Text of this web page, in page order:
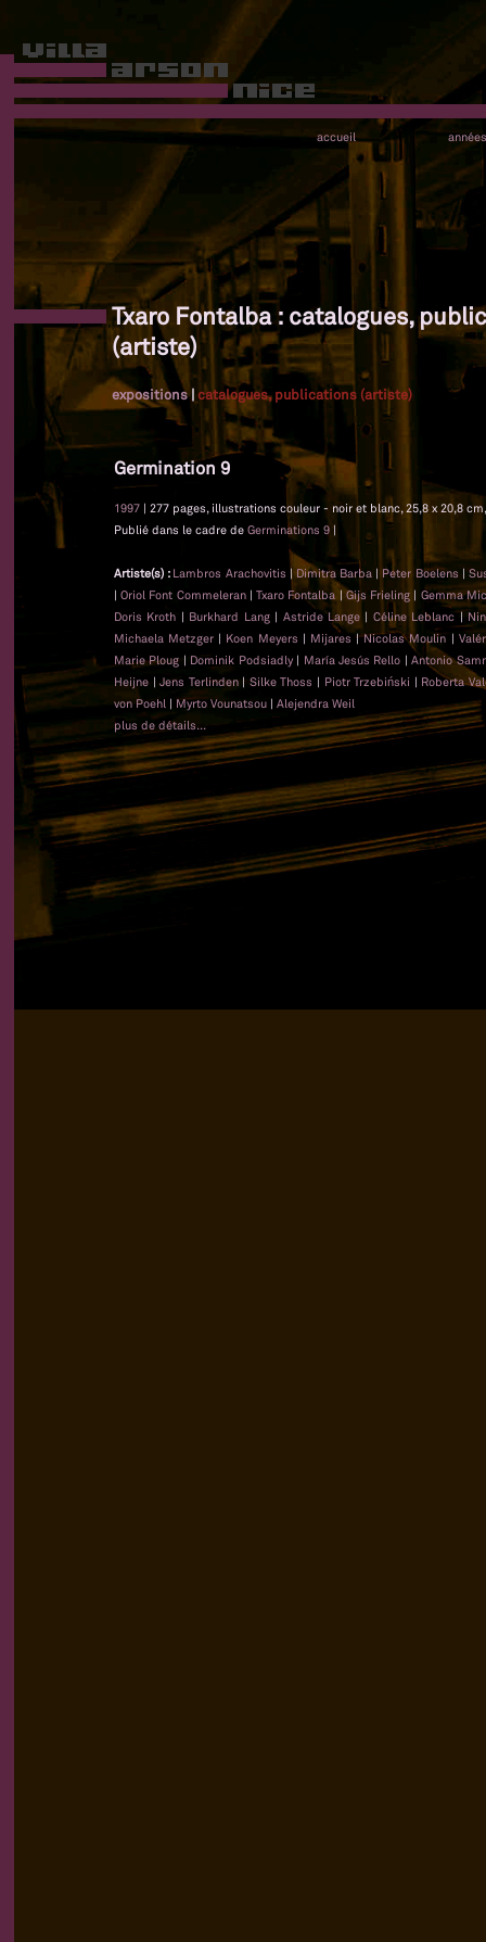
accueil années
Txaro Fontalba : catalogues,
(artiste)
expositions|catalogues, publications (artiste)
Germination 9
1997 | 277 pages, illustrations couleur - noir et blanc, 25,8 x 20,8
Publié dans le cadre de Germinations 9 |
Artiste(s) : Lambros Arachovitis | Dimitra Barba | Peter Boelens |
|Oriol Font Commeleran|Txaro Fontalba | Gijs Frieling | Gemma
Doris Kroth | Burkhard Lang| Astride Lange| Céline Leblanc|
Michaela Metzger | Koen Meyers | Mijares |Nicolas Moulin |
Marie Ploug | Dominik Podsiadly| María Jesús Rello |Antonio
Heijne |Jens Terlinden| Silke Thoss | Piotr Trzebiński | Roberta
von Poehl | Myrto Vounatsou | Alejendra Weil
plus de détails...